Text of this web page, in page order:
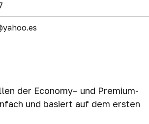
der Economy– und Premium-
und basiert auf dem ersten